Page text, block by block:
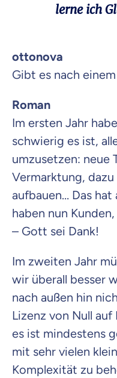
lerne ich
ottonova
Gibt es nach
Roman
Im ersten Jahr
schwierig es ist,
umzusetzen: neue
Vermarktung,
aufbauen… Das
haben nun
– Gott sei Dank!
Im zweiten Jahr
wir überall besser
nach außen hin
Lizenz von Null
es ist mindestens
mit sehr vielen
Komplexität zu